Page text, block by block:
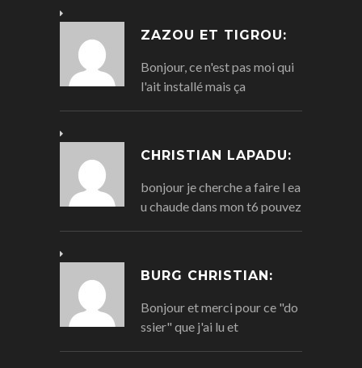
ZAZOU ET TIGROU:
Bonjour, ce n'est pas moi qui
l'ait installé mais ça
CHRISTIAN LAPADU:
bonjour je cherche a faire l ea
u chaude dans mon t6 pouvez
BURG CHRISTIAN:
Bonjour et merci pour ce "do
ssier" que j'ai lu et